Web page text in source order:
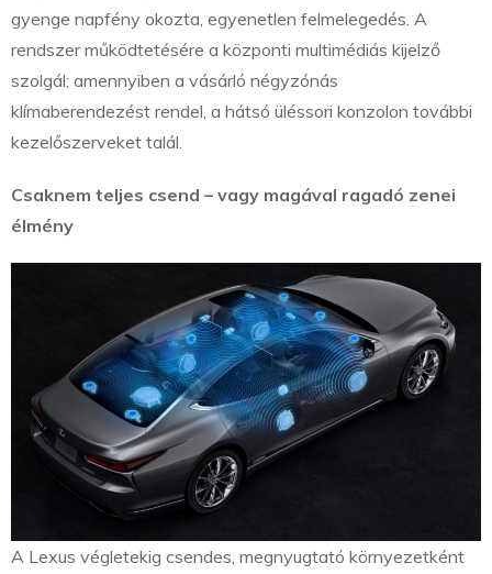
gyenge napfény okozta, egyenetlen felmelegedés. A
rendszer működtetésére a központi multimédiás kijelző
szolgál; amennyiben a vásárló négyzónás
klímaberendezést rendel, a hátsó üléssori konzolon további
kezelőszerveket talál.
Csaknem teljes csend – vagy magával ragadó zenei
élmény
A Lexus végletekig csendes, megnyugtató környezetként